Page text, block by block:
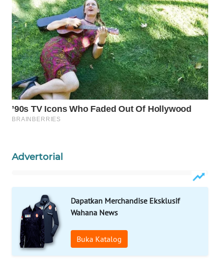
Advertorial
Dapatkan Merchandise Eksklusif
Wahana News
Buka Katalog
OTOMOTIF
WAHANA
HEALTH
WAHANA
DESA
WISATA
LAPAK
WAHANA
Network
MASYARAKAT
KELISTRIKAN
WALINKI